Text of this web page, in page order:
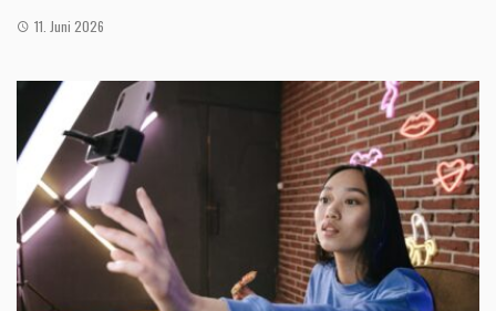
11. Juni 2026